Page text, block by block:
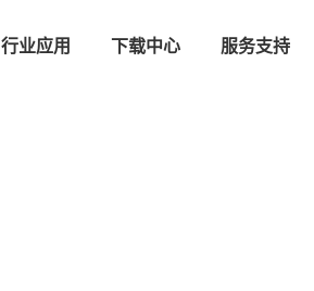
行业应用 下载中心 服务支持